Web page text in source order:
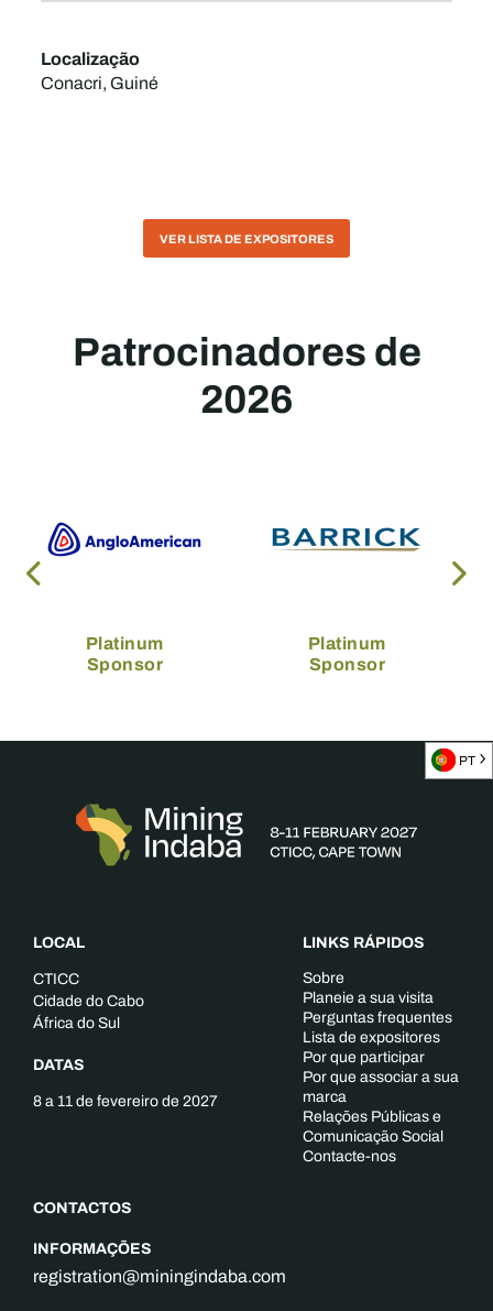
Localização
Conacri, Guiné
VER LISTA DE EXPOSITORES
Patrocinadores de
2026
Platinum
Sponsor
Platinum
Sponsor
LOCAL
CTICC
Cidade do Cabo
África do Sul
DATAS
8 a 11 de fevereiro de 2027
CONTACTOS
INFORMAÇÕES
registration@miningindaba.com
LINKS RÁPIDOS
Sobre
Planeie a sua visita
Perguntas frequentes
Lista de expositores
Por que participar
Por que associar a sua
marca
Relações Públicas e
Comunicação Social
Contacte-nos
PT